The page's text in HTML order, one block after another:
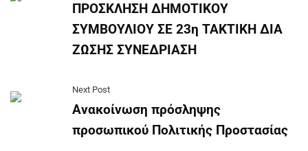
ΠΡΟΣΚΛΗΣΗ ΔΗΜΟΤΙΚΟΥ
ΣΥΜΒΟΥΛΙΟΥ ΣΕ 23η ΤΑΚΤΙΚΗ ΔΙΑ
ΖΩΣΗΣ ΣΥΝΕΔΡΙΑΣΗ
Next Post
Ανακοίνωση πρόσληψης
προσωπικού Πολιτικής Προστασίας